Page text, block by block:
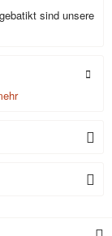
sind unsere